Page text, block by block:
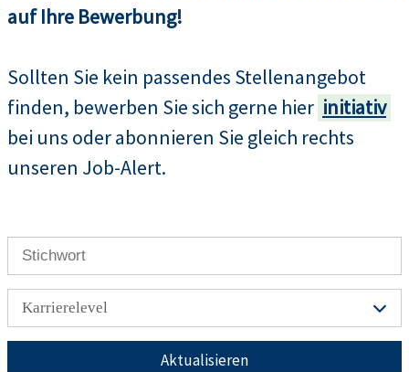
auf Ihre Bewerbung!
Sollten Sie kein passendes Stellenangebot
finden, bewerben Sie sich gerne hier initiativ
bei uns oder abonnieren Sie gleich rechts
unseren Job-Alert.
Karrierelevel
Aktualisieren